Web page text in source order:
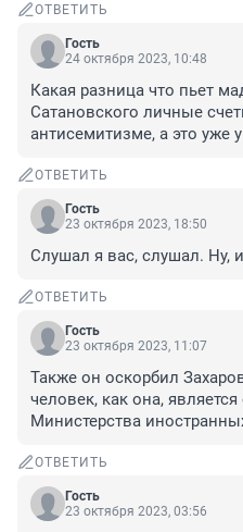
ОТВЕТИТЬ
Гость
24 октября 2023, 10:48
Какая разница что пьет
Сатановского личные
антисемитизме, а это уже
ОТВЕТИТЬ
Гость
23 октября 2023, 18:50
Слушал я вас, слушал. Ну,
ОТВЕТИТЬ
Гость
23 октября 2023, 11:07
Также он оскорбил
человек, как она,
Министерства
ОТВЕТИТЬ
Гость
23 октября 2023, 03:56